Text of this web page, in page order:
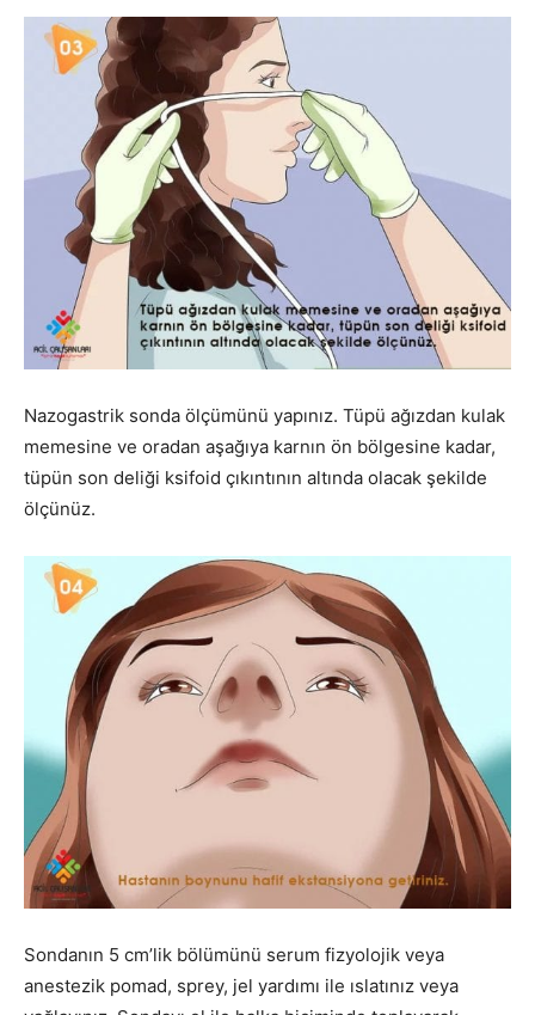
Nazogastrik sonda ölçümünü yapınız. Tüpü ağızdan kulak
memesine ve oradan aşağıya karnın ön bölgesine kadar,
tüpün son deliği ksifoid çıkıntının altında olacak şekilde
ölçünüz.
Sondanın 5 cm’lik bölümünü serum fizyolojik veya
anestezik pomad, sprey, jel yardımı ile ıslatınız veya